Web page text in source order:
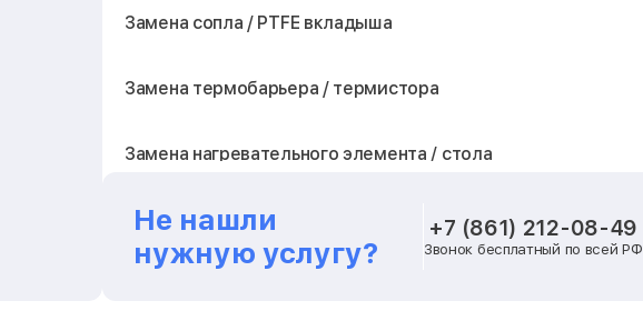
Замена сопла / PTFE вкладыша
Замена термобарьера / термистора
Замена нагревательного элемента / стола
Замена блока питания
Не нашли
нужную услугу?
+7 (861) 212-08-49
Звонок бесплатный по всей РФ